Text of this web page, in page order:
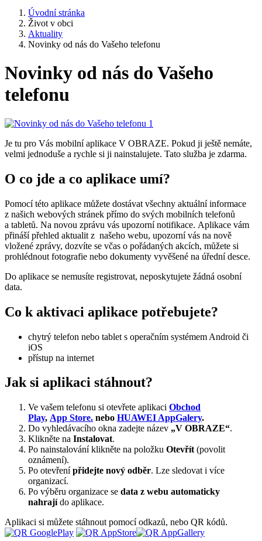
Úvodní stránka
Život v obci
Aktuality
Novinky od nás do Vašeho telefonu
Novinky od nás do Vašeho
telefonu
Je tu pro Vás mobilní aplikace V OBRAZE. Pokud ji ještě nemáte,
velmi jednoduše a rychle si ji nainstalujete. Tato služba je zdarma.
O co jde a co aplikace umí?
Pomocí této aplikace můžete dostávat všechny aktuální informace
z našich webových stránek přímo do svých mobilních telefonů
a tabletů. Na novou zprávu vás upozorní notifikace. Aplikace vám
přináší přehled aktualit z našeho webu, upozorní vás na nově
vložené zprávy, dozvíte se včas o pořádaných akcích, můžete si
prohlédnout fotografie nebo dokumenty vyvěšené na úřední desce.
Do aplikace se nemusíte registrovat, neposkytujete žádná osobní
data.
Co k aktivaci aplikace potřebujete?
chytrý telefon nebo tablet s operačním systémem Android či
iOS
přístup na internet
Jak si aplikaci stáhnout?
Ve vašem telefonu si otevřete aplikaci Obchod
Play, App Store. nebo HUAWEI AppGalery.
Do vyhledávacího okna zadejte název „V OBRAZE“.
Klikněte na Instalovat.
Po nainstalování klikněte na položku Otevřít (povolit
oznámení).
Po otevřenípřidejte nový odběr. Lze sledovat i více
organizací.
Po výběru organizace se data z webu automaticky
nahrajído aplikace.
Aplikaci si můžete stáhnout pomocí odkazů, nebo QR kódů.